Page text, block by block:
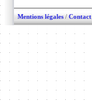
Mentions légales / Contact